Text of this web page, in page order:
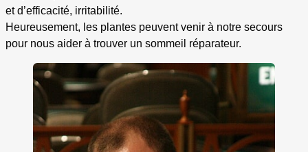
et d’efficacité, irritabilité.
Heureusement, les plantes peuvent venir à notre secours
pour nous aider à trouver un sommeil réparateur.